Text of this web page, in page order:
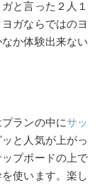
と言った２人１
ガならではのヨ
か体験出来ない
ランの中にサッ
と人気が上がっ
プボードの上で
使います。楽し